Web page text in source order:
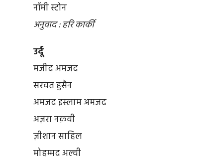
नॉमी स्टोन
अनुवाद : हरि कार्की
उर्दू
मजीद अमजद
सरवत हुसैन
अमजद इस्लाम अमजद
अज़रा नक़वी
ज़ीशान साहिल
मोहम्मद अल्वी